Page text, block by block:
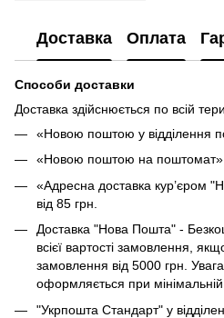
Доставка Оплата
Способи доставки
Доставка здійснюється по всій
«Новою поштою у відділення по
«Новою поштою на поштомат»
«Адресна доставка кур’єром
від 85 грн.
Доставка "Нова Пошта" -
всієї вартості замовлення,
замовлення від 5000 грн.
оформляється при
"Укрпошта Стандарт" у